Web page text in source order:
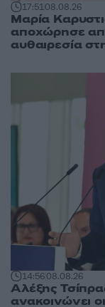
17:5108.08.26
Μαρία
αποχώρησε
αυθαιρεσία
14:5608.08.26
Αλέξης
ανακοινώνει